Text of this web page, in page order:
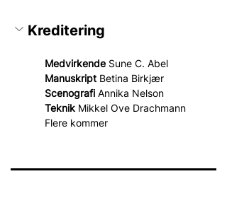
Kreditering
Medvirkende Sune C. Abel
Manuskript Betina Birkjær
Scenografi Annika Nelson
Teknik Mikkel Ove Drachmann
Flere kommer